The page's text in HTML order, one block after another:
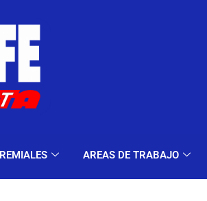
AREAS DE TRABAJO
Y MODALIDADES GREMIALES